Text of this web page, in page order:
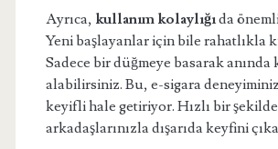
Ayrıca, kullanım kolaylığıda
Yeni başlayanlar için bile rahatlıkla
Sadece bir düğmeye basarak anında
alabilirsiniz. Bu, e-sigara
keyifli hale getiriyor. Hızlı bir şekilde
arkadaşlarınızla dışarıda keyfini